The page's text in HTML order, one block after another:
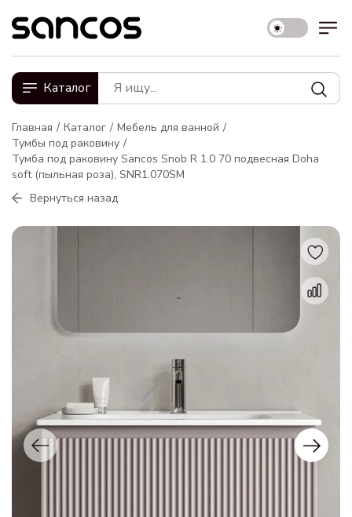
Каталог
Главная Каталог
Мебель для ванной
Тумбы под раковину
Тумба под раковину Sancos Snob R 1.0 70 подвесная Doha
soft (пыльная роза), SNR1.070SM
Вернуться назад